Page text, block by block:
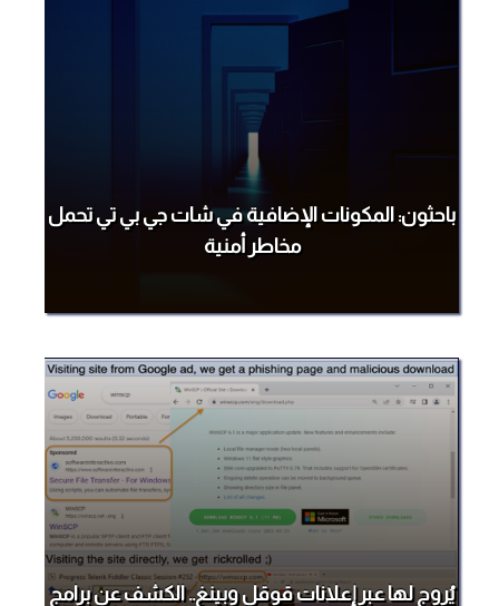
باحثون: المكونات الإضافية في شات جي بي تي تحمل
مخاطر أمنية
يُروج لها عبر إعلانات قوقل وبينغ.. الكشف عن برامج